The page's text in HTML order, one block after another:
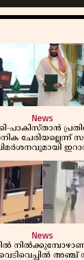
News
പാകിസ്താൻ
ചേരിയല്ലെന്ന്
News
അഞ്ച്